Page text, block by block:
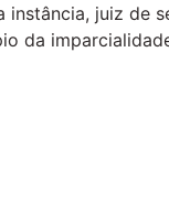
instância, juiz de
da